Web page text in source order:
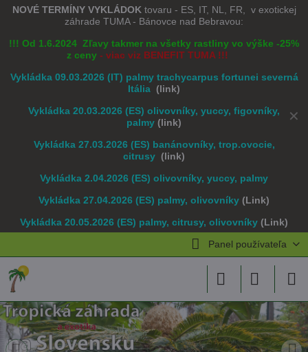
✕
NOVÉ TERMÍNY VYKLÁDOK tovaru - ES, IT, NL, FR, v exotickej
záhrade TUMA - Bánovce nad Bebravou:
!!! Od 1.6.2024 Zľavy takmer na všetky rastliny vo výške -25%
z ceny - viac viz BENEFIT TUMA !!!
Vykládka 09.03.2026 (IT) palmy trachycarpus fortunei severná
Itália (link)
Vykládka 20.03.2026 (ES) olivovníky, yuccy, figovníky,
palmy (link)
Vykládka 27.03.2026 (ES) banánovníky, trop.ovocie,
citrusy (link)
Vykládka 2.04.2026 (ES) olivovníky, yuccy, palmy
Vykládka 27.04.2026 (ES) palmy, olivovníky (Link)
Vykládka 20.05.2026 (ES) palmy, citrusy, olivovníky (Link)
Panel používateľa